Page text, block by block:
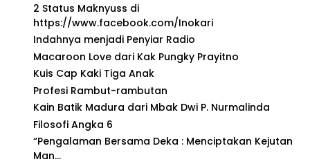
2 Status Maknyuss di
https://www.facebook.com/Inokari
Indahnya menjadi Penyiar Radio
Macaroon Love dari Kak Pungky Prayitno
Kuis Cap Kaki Tiga Anak
Profesi Rambut-rambutan
Kain Batik Madura dari Mbak Dwi P. Nurmalinda
Filosofi Angka 6
“Pengalaman Bersama Deka : Menciptakan Kejutan
Man...